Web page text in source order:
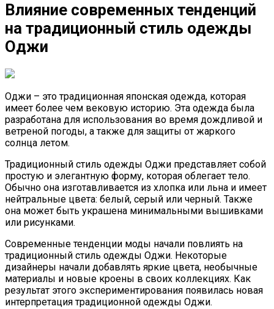
Влияние современных тенденций
на традиционный стиль одежды
Оджи
Оджи – это традиционная японская одежда, которая
имеет более чем вековую историю. Эта одежда была
разработана для использования во время дождливой и
ветреной погоды, а также для защиты от жаркого
солнца летом.
Традиционный стиль одежды Оджи представляет собой
простую и элегантную форму, которая облегает тело.
Обычно она изготавливается из хлопка или льна и имеет
нейтральные цвета: белый, серый или черный. Также
она может быть украшена минимальными вышивками
или рисунками.
Современные тенденции моды начали повлиять на
традиционный стиль одежды Оджи. Некоторые
дизайнеры начали добавлять яркие цвета, необычные
материалы и новые кроены в своих коллекциях. Как
результат этого экспериментирования появилась новая
интерпретация традиционной одежды Оджи.